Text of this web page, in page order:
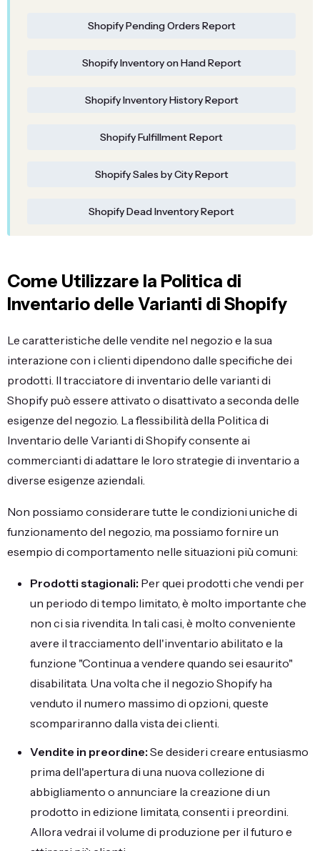
Shopify Pending Orders Report
Shopify Inventory on Hand Report
Shopify Inventory History Report
Shopify Fulfillment Report
Shopify Sales by City Report
Shopify Dead Inventory Report
Come Utilizzare la Politica di
Inventario delle Varianti di Shopify
Le caratteristiche delle vendite nel negozio e la sua
interazione con i clienti dipendono dalle specifiche dei
prodotti. Il tracciatore di inventario delle varianti di
Shopify può essere attivato o disattivato a seconda delle
esigenze del negozio. La flessibilità della Politica di
Inventario delle Varianti di Shopify consente ai
commercianti di adattare le loro strategie di inventario a
diverse esigenze aziendali.
Non possiamo considerare tutte le condizioni uniche di
funzionamento del negozio, ma possiamo fornire un
esempio di comportamento nelle situazioni più comuni:
Prodotti stagionali: Per quei prodotti che vendi per
un periodo di tempo limitato, è molto importante che
non ci sia rivendita. In tali casi, è molto conveniente
avere il tracciamento dell'inventario abilitato e la
funzione "Continua a vendere quando sei esaurito"
disabilitata. Una volta che il negozio Shopify ha
venduto il numero massimo di opzioni, queste
scompariranno dalla vista dei clienti.
Vendite in preordine: Se desideri creare entusiasmo
prima dell'apertura di una nuova collezione di
abbigliamento o annunciare la creazione di un
prodotto in edizione limitata, consenti i preordini.
Allora vedrai il volume di produzione per il futuro e